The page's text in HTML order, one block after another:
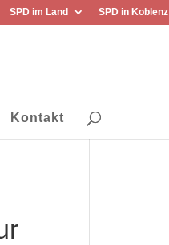
SPD im Land SPD in Koblenz
Kontakt